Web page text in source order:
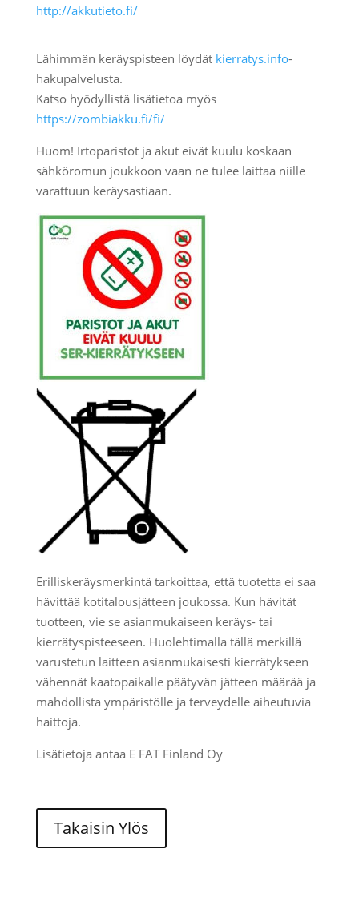
http://akkutieto.fi/
Lähimmän keräyspisteen löydät kierratys.info-
hakupalvelusta.
Katso hyödyllistä lisätietoa myös
https://zombiakku.fi/fi/
Huom! Irtoparistot ja akut eivät kuulu koskaan
sähköromun joukkoon vaan ne tulee laittaa niille
varattuun keräysastiaan.
Erilliskeräysmerkintä tarkoittaa, että tuotetta ei saa
hävittää kotitalousjätteen joukossa. Kun hävität
tuotteen, vie se asianmukaiseen keräys- tai
kierrätyspisteeseen. Huolehtimalla tällä merkillä
varustetun laitteen asianmukaisesti kierrätykseen
vähennät kaatopaikalle päätyvän jätteen määrää ja
mahdollista ympäristölle ja terveydelle aiheutuvia
haittoja.
Lisätietoja antaa E FAT Finland Oy
Takaisin Ylös